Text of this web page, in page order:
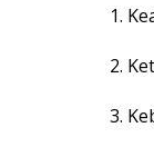
1.
2.
3.